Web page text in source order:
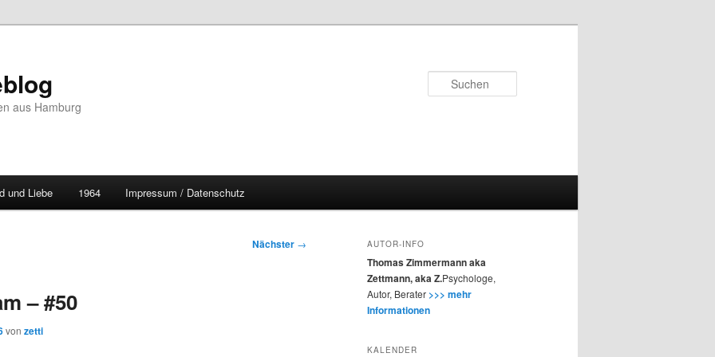
aus Hamburg
und Liebe 1964 Impressum / Datenschutz
Nächster →
– #50
von zetti
AUTOR-INFO
Thomas Zimmermann aka
Zettmann, aka Z.Psychologe,
Autor, Berater >>> mehr
Informationen
KALENDER